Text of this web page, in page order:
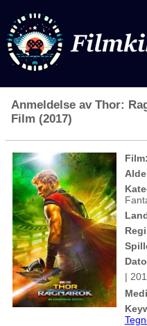
Anmeldelse av Thor:
Film (2017)
Film:
|